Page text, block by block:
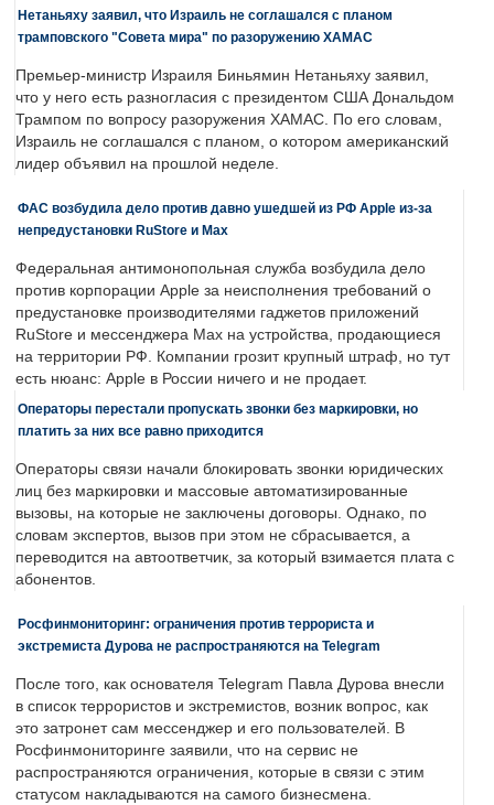
Нетаньяху заявил, что Израиль не соглашался с планом
трамповского "Совета мира" по разоружению ХАМАС
Премьер-министр Израиля Биньямин Нетаньяху заявил,
что у него есть разногласия с президентом США Дональдом
Трампом по вопросу разоружения ХАМАС. По его словам,
Израиль не соглашался с планом, о котором американский
лидер объявил на прошлой неделе.
ФАС возбудила дело против давно ушедшей из РФ Apple из-за
непредустановки RuStore и Max
Федеральная антимонопольная служба возбудила дело
против корпорации Apple за неисполнения требований о
предустановке производителями гаджетов приложений
RuStore и мессенджера Max на устройства, продающиеся
на территории РФ. Компании грозит крупный штраф, но тут
есть нюанс: Apple в России ничего и не продает.
Операторы перестали пропускать звонки без маркировки, но
платить за них все равно приходится
Операторы связи начали блокировать звонки юридических
лиц без маркировки и массовые автоматизированные
вызовы, на которые не заключены договоры. Однако, по
словам экспертов, вызов при этом не сбрасывается, а
переводится на автоответчик, за который взимается плата с
абонентов.
Росфинмониторинг: ограничения против террориста и
экстремиста Дурова не распространяются на Telegram
После того, как основателя Telegram Павла Дурова внесли
в список террористов и экстремистов, возник вопрос, как
это затронет сам мессенджер и его пользователей. В
Росфинмониторинге заявили, что на сервис не
распространяются ограничения, которые в связи с этим
статусом накладываются на самого бизнесмена.